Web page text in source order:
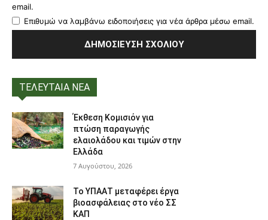
email.
Επιθυμώ να λαμβάνω ειδοποιήσεις για νέα άρθρα μέσω email.
ΤΕΛΕΥΤΑΙΑ ΝΕΑ
Έκθεση Κομισιόν για
πτώση παραγωγής
ελαιολάδου και τιμών στην
Ελλάδα
7 Αυγούστου, 2026
Το ΥΠΑΑΤ μεταφέρει έργα
βιοασφάλειας στο νέο ΣΣ
ΚΑΠ